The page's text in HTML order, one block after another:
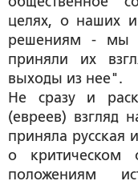
целях, о наших
решениям - мы
приняли их
выходы из нее".
Не сразу и
(евреев) взгляд
приняла русская
о критическом
положениям